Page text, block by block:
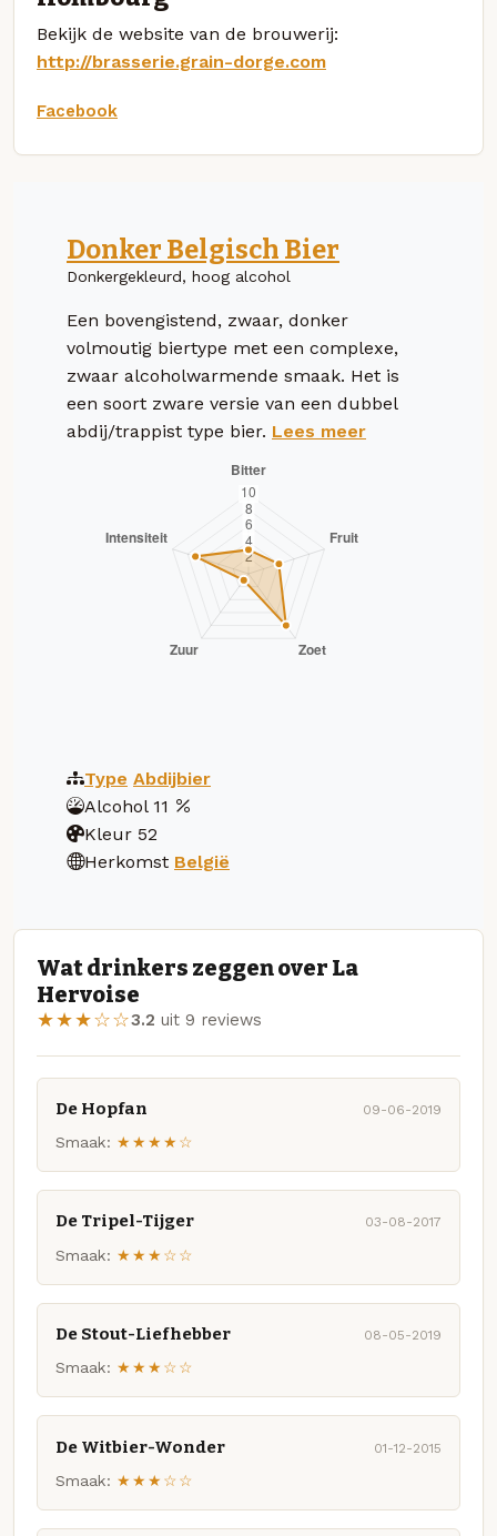
Bekijk de website van de brouwerij:
http://brasserie.grain-dorge.com
Facebook
Donker Belgisch Bier
Donkergekleurd, hoog alcohol
Een bovengistend, zwaar, donker
volmoutig biertype met een complexe,
zwaar alcoholwarmende smaak. Het is
een soort zware versie van een dubbel
abdij/trappist type bier. Lees meer
Type Abdijbier
Alcohol 11
Kleur 52
Herkomst België
Wat drinkers zeggen over La
Hervoise
★★★☆☆3.2 uit 9 reviews
De Hopfan 09-06-2019
Smaak: ★★★★☆
De Tripel-Tijger 03-08-2017
Smaak: ★★★☆☆
De Stout-Liefhebber 08-05-2019
Smaak: ★★★☆☆
De Witbier-Wonder 01-12-2015
Smaak: ★★★☆☆